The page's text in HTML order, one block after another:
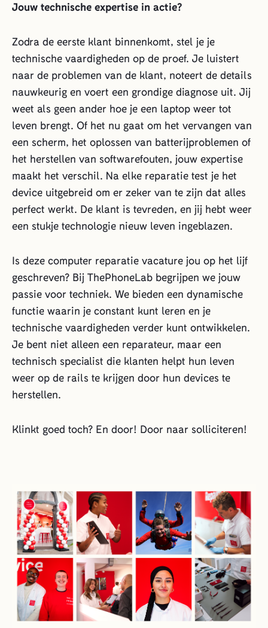
Jouw technische expertise in actie?
Zodra de eerste klant binnenkomt, stel je je
technische vaardigheden op de proef. Je luistert
naar de problemen van de klant, noteert de details
nauwkeurig en voert een grondige diagnose uit. Jij
weet als geen ander hoe je een laptop weer tot
leven brengt. Of het nu gaat om het vervangen van
een scherm, het oplossen van batterijproblemen of
het herstellen van softwarefouten, jouw expertise
maakt het verschil. Na elke reparatie test je het
device uitgebreid om er zeker van te zijn dat alles
perfect werkt. De klant is tevreden, en jij hebt weer
een stukje technologie nieuw leven ingeblazen.
Is deze computer reparatie vacature jou op het lijf
geschreven? Bij ThePhoneLab begrijpen we jouw
passie voor techniek. We bieden een dynamische
functie waarin je constant kunt leren en je
technische vaardigheden verder kunt ontwikkelen.
Je bent niet alleen een reparateur, maar een
technisch specialist die klanten helpt hun leven
weer op de rails te krijgen door hun devices te
herstellen.
Klinkt goed toch? En door! Door naar solliciteren!